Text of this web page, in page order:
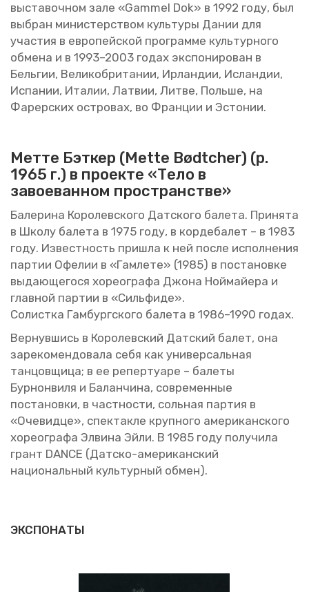
вы­ста­воч­ном зале «Gammel Dok» в 1992 году, был
вы­бран ми­ни­стер­ством куль­ту­ры Дании для
уча­стия в ев­ро­пей­ской про­грам­ме куль­тур­но­го
об­ме­на и в 1993–2003 годах экс­по­ни­ро­ван в
Бель­гии, Ве­ли­ко­бри­та­нии, Ир­лан­дии, Ис­лан­дии,
Ис­па­нии, Ита­лии, Лат­вии, Литве, Поль­ше, на
Фа­рер­ских ост­ро­вах, во Фран­ции и Эс­то­нии.
Метте Бэт­кер (Mette Bødtcher) (р.
1965 г.) в про­ек­те «Тело в
за­во­е­ван­ном про­стран­стве»
Ба­ле­ри­на Ко­ро­лев­ско­го Дат­ско­го ба­ле­та. При­ня­та
в Школу ба­ле­та в 1975 году, в кор­де­ба­лет – в 1983
году. Из­вест­ность при­ш­ла к ней после ис­пол­не­ния
пар­тии Офе­лии в «Гам­ле­те» (1985) в по­ста­нов­ке
вы­да­ю­ще­го­ся хо­рео­гра­фа Джона Ной­май­е­ра и
глав­ной пар­тии в «Силь­фи­де».
Со­лист­ка Гам­бург­ско­го ба­ле­та в 1986–1990 годах.
Вер­нув­шись в Ко­ро­лев­ский Дат­ский балет, она
за­ре­ко­мен­до­ва­ла себя как уни­вер­саль­ная
тан­цов­щи­ца; в ее ре­пер­ту­а­ре – ба­ле­ты
Бур­нон­ви­ля и Ба­лан­чи­на, со­вре­мен­ные
по­ста­нов­ки, в част­но­сти, соль­ная пар­тия в
«Оче­вид­це», спек­так­ле круп­но­го аме­ри­кан­ско­го
хо­рео­гра­фа Эл­ви­на Эйли. В 1985 году по­лу­чи­ла
грант DANCE (Дат­ско-аме­ри­кан­ский
на­ци­о­наль­ный куль­тур­ный обмен).
ЭКСПОНАТЫ